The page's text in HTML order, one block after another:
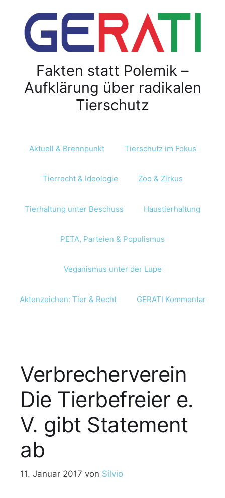
Fakten statt Polemik –
Aufklärung über radikalen
Tierschutz
Aktuell & Brennpunkt Tierschutz im Fokus
Tierrecht & Ideologie Zoo & Zirkus
Tierhaltung unter Beschuss Haustierhaltung
PETA, Parteien & Populismus
Veganismus unter der Lupe
Aktenzeichen: Tier & Recht GERATI Kommentar
Verbrecherverein
Die Tierbefreier e.
V. gibt Statement
ab
11. Januar 2017 von Silvio